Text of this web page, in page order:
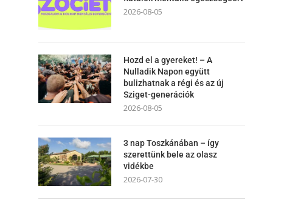
2026-08-05
Hozd el a gyereket! – A
Nulladik Napon együtt
bulizhatnak a régi és az új
Sziget-generációk
2026-08-05
3 nap Toszkánában – így
szerettünk bele az olasz
vidékbe
2026-07-30